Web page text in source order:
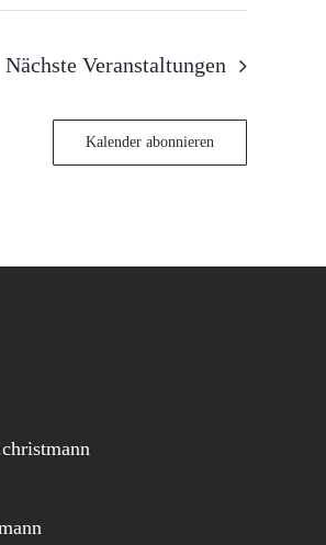
NächsteVeranstaltungen
Kalender abonnieren